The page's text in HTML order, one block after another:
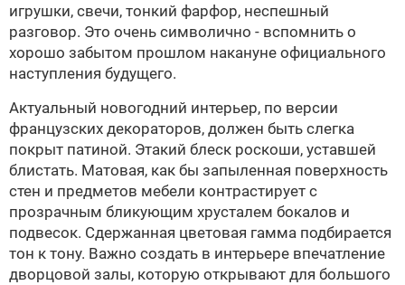
игрушки, свечи, тонкий фарфор, неспешный
разговор. Это очень символично - вспомнить о
хорошо забытом прошлом накануне официального
наступления будущего.
Актуальный новогодний интерьер, по версии
французских декораторов, должен быть слегка
покрыт патиной. Этакий блеск роскоши, уставшей
блистать. Матовая, как бы запыленная поверхность
стен и предметов мебели контрастирует с
прозрачным бликующим хрусталем бокалов и
подвесок. Сдержанная цветовая гамма подбирается
тон к тону. Важно создать в интерьере впечатление
дворцовой залы, которую открывают для большого